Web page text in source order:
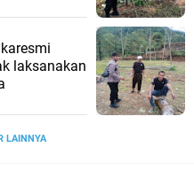
laksanakan
LAINNYA